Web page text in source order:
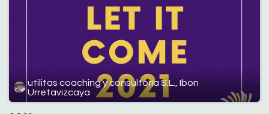
utilitas coaching y consultoría S.L., Ibon
Urretavizcaya